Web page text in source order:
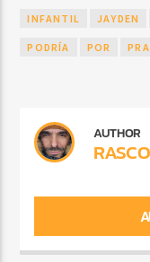
INFANTIL JAYDEN
PODRÍA POR
AUTHOR
RASCO